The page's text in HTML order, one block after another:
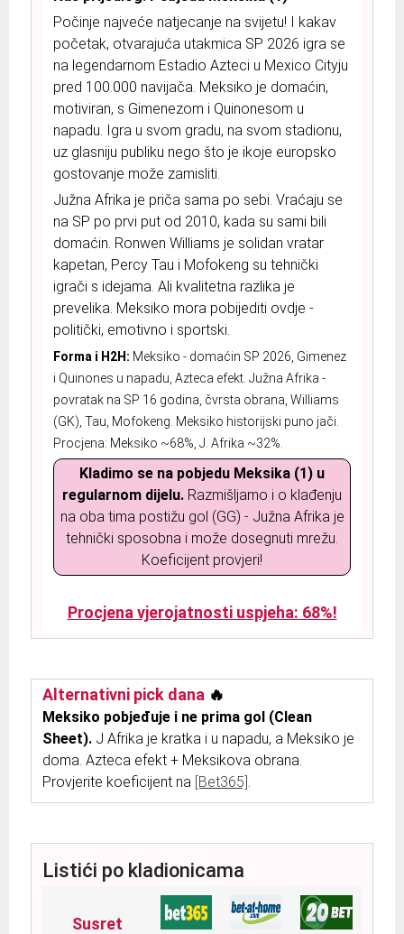
Počinje najveće natjecanje na svijetu! I kakav
početak, otvarajuća utakmica SP 2026 igra se
na legendarnom Estadio Azteci u Mexico Cityju
pred 100.000 navijača. Meksiko je domaćin,
motiviran, s Gimenezom i Quinonesom u
napadu. Igra u svom gradu, na svom stadionu,
uz glasniju publiku nego što je ikoje europsko
gostovanje može zamisliti.
Južna Afrika je priča sama po sebi. Vraćaju se
na SP po prvi put od 2010, kada su sami bili
domaćin. Ronwen Williams je solidan vratar
kapetan, Percy Tau i Mofokeng su tehnički
igrači s idejama. Ali kvalitetna razlika je
prevelika. Meksiko mora pobijediti ovdje -
politički, emotivno i sportski.
Forma i H2H: Meksiko - domaćin SP 2026, Gimenez
i Quinones u napadu, Azteca efekt. Južna Afrika -
povratak na SP 16 godina, čvrsta obrana, Williams
(GK), Tau, Mofokeng. Meksiko historijski puno jači.
Procjena: Meksiko ~68%, J. Afrika ~32%.
Kladimo se na pobjedu Meksika (1) u
regularnom dijelu. Razmišljamo i o klađenju
na oba tima postižu gol (GG) - Južna Afrika je
tehnički sposobna i može dosegnuti mrežu.
Koeficijent provjeri!
Procjena vjerojatnosti uspjeha: 68%!
Alternativni pick dana 🔥
Meksiko pobjeđuje i ne prima gol (Clean
Sheet). J Afrika je kratka i u napadu, a Meksiko je
doma. Azteca efekt + Meksikova obrana.
Provjerite koeficijent na [Bet365].
Listići po kladionicama
Susret